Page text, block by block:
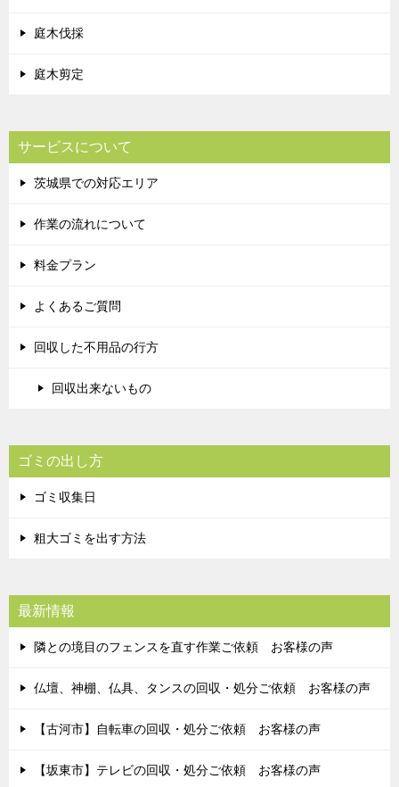
庭木伐採
庭木剪定
サービスについて
茨城県での対応エリア
作業の流れについて
料金プラン
よくあるご質問
回収した不用品の行方
回収出来ないもの
ゴミの出し方
ゴミ収集日
粗大ゴミを出す方法
最新情報
隣との境目のフェンスを直す作業ご依頼 お客様の声
仏壇、神棚、仏具、タンスの回収・処分ご依頼 お客様の声
【古河市】自転車の回収・処分ご依頼 お客様の声
【坂東市】テレビの回収・処分ご依頼 お客様の声